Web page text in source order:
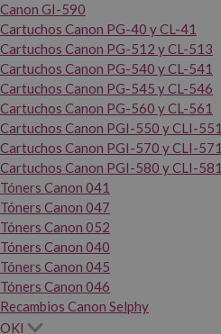
Canon GI-590
Cartuchos Canon PG-40 y CL-41
Cartuchos Canon PG-512 y CL-513
Cartuchos Canon PG-540 y CL-541
Cartuchos Canon PG-545 y CL-546
Cartuchos Canon PG-560 y CL-561
Cartuchos Canon PGI-550 y CLI-551
Cartuchos Canon PGI-570 y CLI-571
Cartuchos Canon PGI-580 y CLI-581
Tóners Canon 041
Tóners Canon 047
Tóners Canon 052
Tóners Canon 040
Tóners Canon 045
Tóners Canon 046
Recambios Canon Selphy
OKI